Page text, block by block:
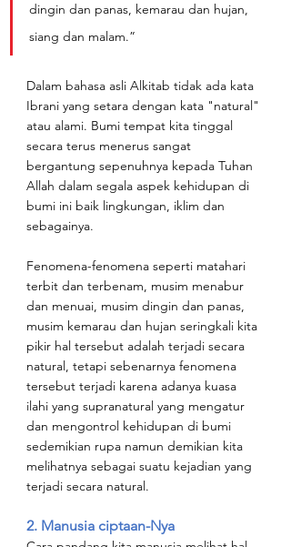
dingin dan panas, kemarau dan hujan,
siang dan malam.”
Dalam bahasa asli Alkitab tidak ada kata
Ibrani yang setara dengan kata "natural"
atau alami. Bumi tempat kita tinggal
secara terus menerus sangat
bergantung sepenuhnya kepada Tuhan
Allah dalam segala aspek kehidupan di
bumi ini baik lingkungan, iklim dan
sebagainya.
Fenomena-fenomena seperti matahari
terbit dan terbenam, musim menabur
dan menuai, musim dingin dan panas,
musim kemarau dan hujan seringkali kita
pikir hal tersebut adalah terjadi secara
natural, tetapi sebenarnya fenomena
tersebut terjadi karena adanya kuasa
ilahi yang supranatural yang mengatur
dan mengontrol kehidupan di bumi
sedemikian rupa namun demikian kita
melihatnya sebagai suatu kejadian yang
terjadi secara natural.
2. Manusia ciptaan-Nya